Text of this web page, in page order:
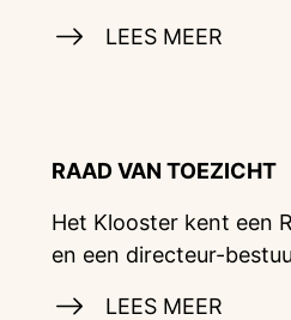
LEES MEER
RAAD VAN TOEZICHT
Het Klooster kent een
en een directeur-
LEES MEER